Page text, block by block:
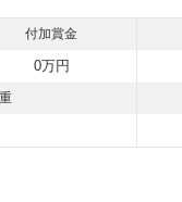
付加賞金
0万円